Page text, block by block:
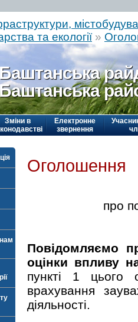
та екології»
Баштанська
Зміни в
Електронне
звернення
Оголошення
про
Повідомляємо
оцінки впливу
пункті 1 цього
врахування
діяльності.